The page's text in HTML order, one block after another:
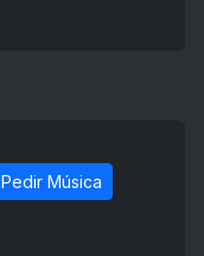
Pedir Música